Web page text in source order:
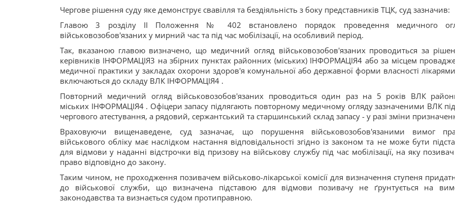
Чергове рішення суду яке демонструє свавілля та бездіяльність з боку представників ТЦК, суд зазначив:
Главою 3 розділу ІІ Положення № 402 встановлено порядок проведення медичного
військовозобов'язаних у мирний час та під час мобілізації, на особливий період.
Так, вказаною главою визначено, що медичний огляд військовозобов'язаних проводиться за
керівників ІНФОРМАЦІЯ3 на збірних пунктах районних (міських) ІНФОРМАЦІЯ4 або за місцем
медичної практики у закладах охорони здоров'я комунальної або державної форми власності
включаються до складу ВЛК ІНФОРМАЦІЯ4 .
Повторний медичний огляд військовозобов'язаних проводиться один раз на 5 років ВЛК
міських ІНФОРМАЦІЯ4 . Офіцери запасу підлягають повторному медичному огляду зазначеними ВЛК
чергового атестування, а рядовий, сержантський та старшинський склад запасу - у разі зміни
Враховуючи вищенаведене, суд зазначає, що порушення військовозобов'язаними вимог
військового обліку має наслідком настання відповідальності згідно із законом та не може бути
для відмови у наданні відстрочки від призову на військову службу під час мобілізації, на яку
право відповідно до закону.
Таким чином, не проходження позивачем військово-лікарської комісії для визначення ступеня
до військової служби, що визначена підставою для відмови позивачу не ґрунтується на
законодавства та визнається судом протиправною.